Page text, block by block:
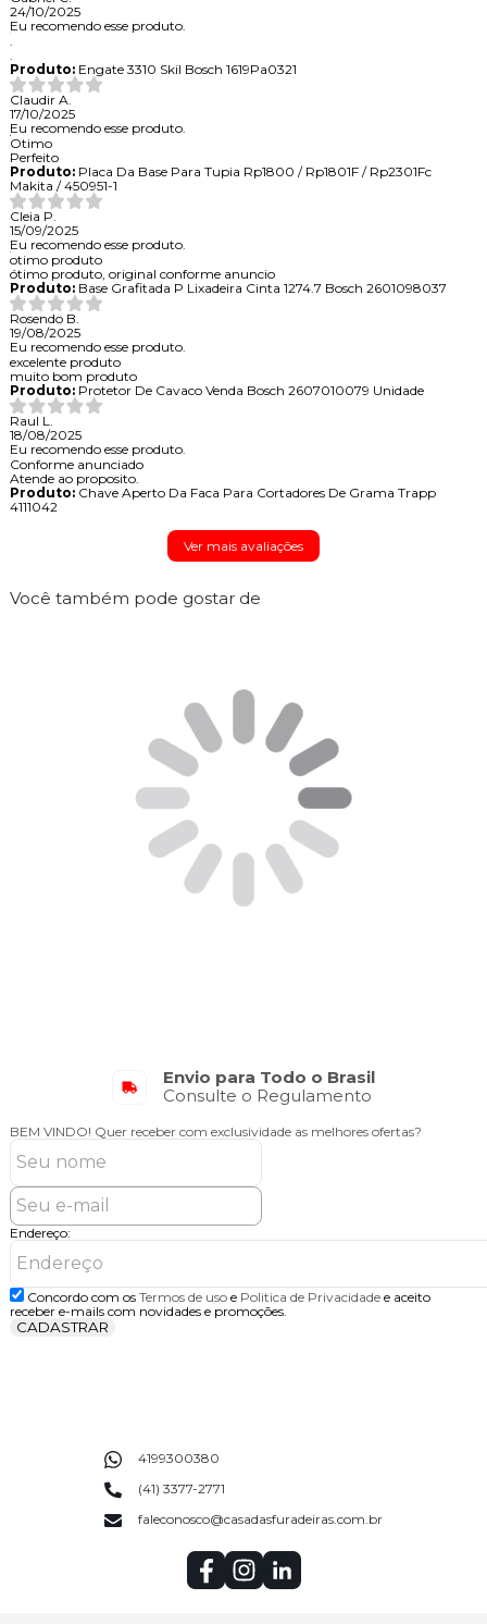
24/10/2025
Eu recomendo esse produto.
Produto:Engate 3310 Skil Bosch 1619Pa0321
Claudir A.
17/10/2025
Eu recomendo esse produto.
Otimo
Perfeito
Produto:Placa Da Base Para Tupia Rp1800 / Rp1801F / Rp2301Fc
Makita / 450951-1
Cleia P.
15/09/2025
Eu recomendo esse produto.
otimo produto
ótimo produto, original conforme anuncio
Produto:Base Grafitada P Lixadeira Cinta 1274.7 Bosch 2601098037
Rosendo B.
19/08/2025
Eu recomendo esse produto.
excelente produto
muito bom produto
Produto:Protetor De Cavaco Venda Bosch 2607010079 Unidade
Raul L.
18/08/2025
Eu recomendo esse produto.
Conforme anunciado
Atende ao proposito.
Produto:Chave Aperto Da Faca Para Cortadores De Grama Trapp
4111042
Ver mais avaliações
Você também pode gostar de
Envio para Todo o Brasil
Consulte o Regulamento
BEM VINDO! Quer receber com exclusividade as melhores ofertas?
Endereço:
Concordo com os Termos de usoe Politica de Privacidadee aceito
receber e-mails com novidades e promoções.
CADASTRAR
4199300380
(41) 3377-2771
faleconosco@casadasfuradeiras.com.br